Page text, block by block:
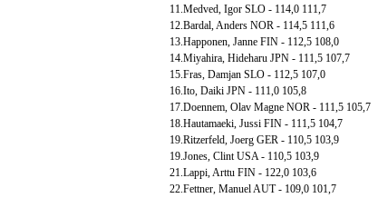
11.Medved, Igor SLO - 114,0 111,7
12.Bardal, Anders NOR - 114,5 111,6
13.Happonen, Janne FIN - 112,5 108,0
14.Miyahira, Hideharu JPN - 111,5 107,7
15.Fras, Damjan SLO - 112,5 107,0
16.Ito, Daiki JPN - 111,0 105,8
17.Doennem, Olav Magne NOR - 111,5 105,7
18.Hautamaeki, Jussi FIN - 111,5 104,7
19.Ritzerfeld, Joerg GER - 110,5 103,9
19.Jones, Clint USA - 110,5 103,9
21.Lappi, Arttu FIN - 122,0 103,6
22.Fettner, Manuel AUT - 109,0 101,7